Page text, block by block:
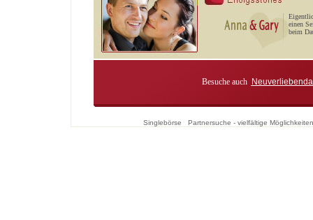
einen
beim
Besuche auch
Singlebörse Partnersuche - vielfältige